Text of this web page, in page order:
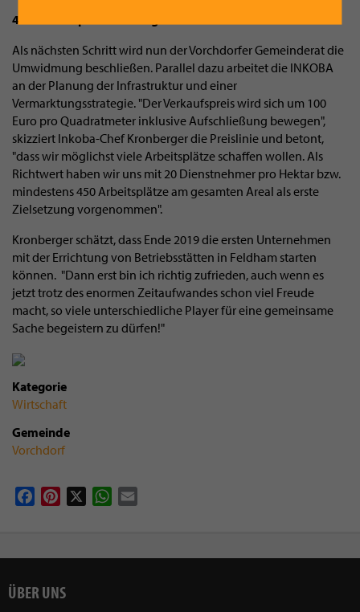
450 Arbeitsplätze sollen geschaffen werden
Als nächsten Schritt wird nun der Vorchdorfer Gemeinderat die
Umwidmung beschließen. Parallel dazu arbeitet die INKOBA
an der Planung der Infrastruktur und einer
Vermarktungsstrategie. "Der Verkaufspreis wird sich um 100
Euro pro Quadratmeter inklusive Aufschließung bewegen",
skizziert Inkoba-Chef Kronberger die Preislinie und betont,
"dass wir möglichst viele Arbeitsplätze schaffen wollen. Als
Richtwert haben wir uns mit 20 Dienstnehmer pro Hektar bzw.
mindestens 450 Arbeitsplätze am gesamten Areal als erste
Zielsetzung vorgenommen".
Kronberger schätzt, dass Ende 2019 die ersten Unternehmen
mit der Errichtung von Betriebsstätten in Feldham starten
können. "Dann erst bin ich richtig zufrieden, auch wenn es
jetzt trotz des enormen Zeitaufwandes schon viel Freude
macht, so viele unterschiedliche Player für eine gemeinsame
Sache begeistern zu dürfen!"
Kategorie
Wirtschaft
Gemeinde
Vorchdorf
FacebookPinterest WhatsApp
ÜBER UNS